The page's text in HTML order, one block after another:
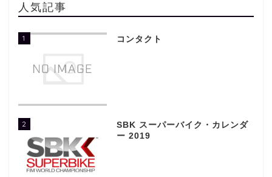
人気記事
1 コンタクト
2
SBK スーパーバイク・カレンダ
ー 2019